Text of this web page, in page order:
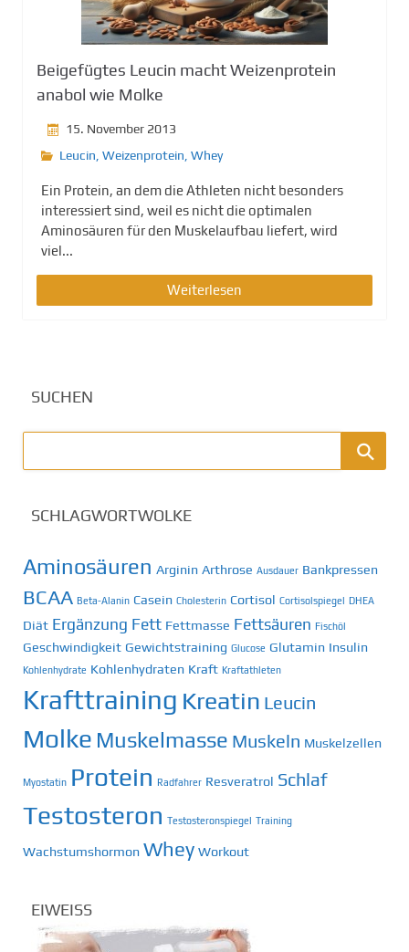
Beigefügtes Leucin macht Weizenprotein
anabol wie Molke
15. November 2013
Leucin, Weizenprotein, Whey
Ein Protein, an dem die Athleten nicht besonders
interessiert sind, weil es nicht die optimalen
Aminosäuren für den Muskelaufbau liefert, wird
viel...
Weiterlesen
SUCHEN
SCHLAGWORTWOLKE
Aminosäuren Arginin Arthrose Ausdauer Bankpressen
BCAA Beta-Alanin Casein Cholesterin Cortisol Cortisolspiegel DHEA
Diät Ergänzung Fett Fettmasse Fettsäuren Fischöl
Geschwindigkeit Gewichtstraining Glucose Glutamin Insulin
Kohlenhydrate Kohlenhydraten Kraft Kraftathleten
Krafttraining Kreatin Leucin
Molke Muskelmasse Muskeln Muskelzellen
Myostatin Protein Radfahrer Resveratrol Schlaf
Testosteron Testosteronspiegel Training
Wachstumshormon Whey Workout
EIWEISS